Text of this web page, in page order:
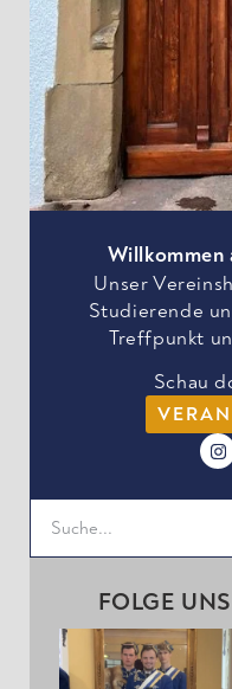
Willkommen
Unser
Studierende
Treffpunkt
Schau
FOLGE